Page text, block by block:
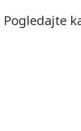
Pogledajte